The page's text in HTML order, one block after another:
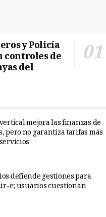
y Policía
de
del
mejora las finanzas de
pero no garantiza tarifas más
defiende gestiones para
e; usuarios cuestionan